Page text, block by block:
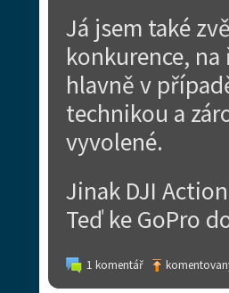
Já jsem také
konkurence,
hlavně v
technikou a
vyvolené.
Jinak DJI
Teď ke GoPro
1 komentář